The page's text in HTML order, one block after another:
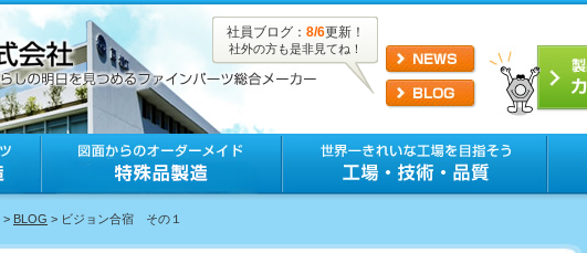
社員ブログ： 8/6更新！
社外の方も是非見てね！
> BLOG > ビジョン合宿 その１